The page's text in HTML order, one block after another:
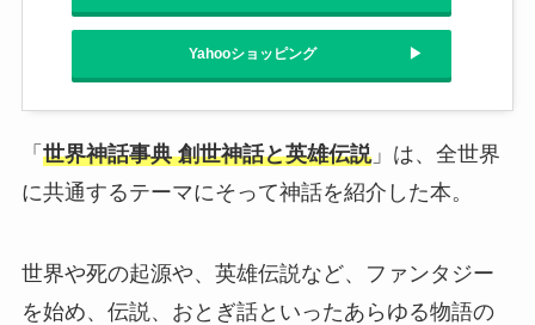
Yahooショッピング
「 世界神話事典 創世神話と英雄伝説」は、全世界
に共通するテーマにそって神話を紹介した本。
世界や死の起源や、英雄伝説など、ファンタジー
を始め、伝説、おとぎ話といったあらゆる物語の